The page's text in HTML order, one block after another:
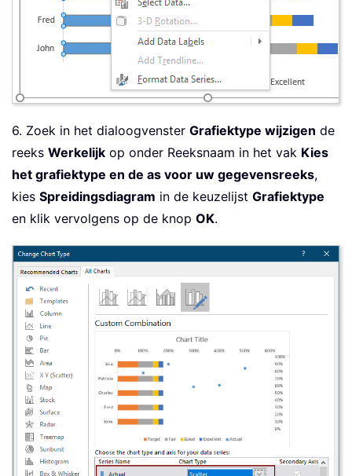
6. Zoek in het dialoogvenster Grafiektype wijzigen de
reeks Werkelijk op onder Reeksnaam in het vak Kies
het grafiektype en de as voor uw gegevensreeks,
kies Spreidingsdiagram in de keuzelijst Grafiektype
en klik vervolgens op de knop OK.